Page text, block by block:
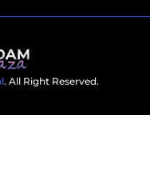
. All Right Reserved.